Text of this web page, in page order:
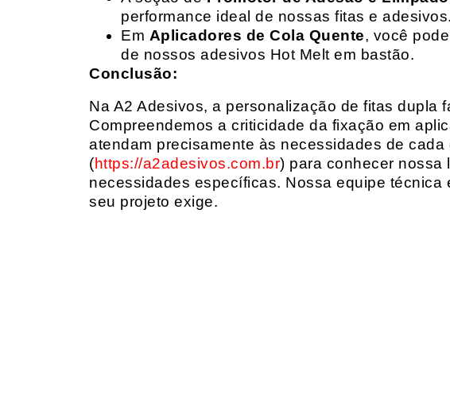
performance ideal de nossas fitas e adesivos.
Em Aplicadores de Cola Quente, você
de nossos adesivos Hot Melt em bastão.
Conclusão:
Na A2 Adesivos, a personalização de fitas
Compreendemos a criticidade da fixação em
atendam precisamente às necessidades de
(https://a2adesivos.com.br) para conhecer nossa
necessidades específicas. Nossa equipe
seu projeto exige.